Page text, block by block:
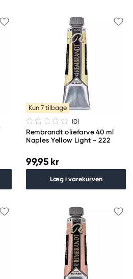
Kun 7 tilbage
(0)
Rembrandt oliefarve 40 ml
Naples Yellow Light - 222
99,95 kr
Læg i varekurven